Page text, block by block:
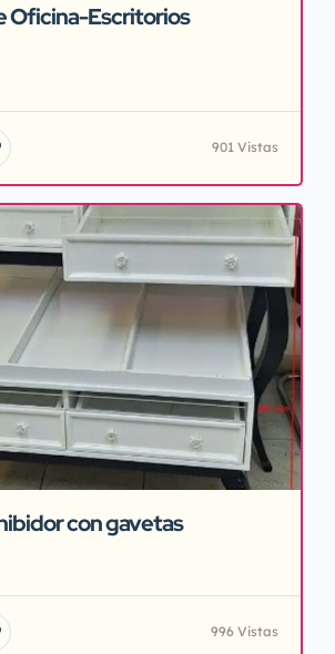
Oficina-Escritorios
901 Vistas
con gavetas
996 Vistas